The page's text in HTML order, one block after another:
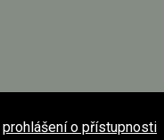
prohlášení o přístupnosti